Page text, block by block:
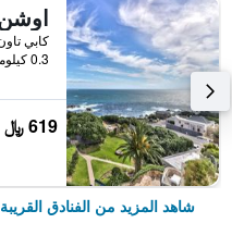
0.3 كيلومتر عن وسط المدينة
619 ﷼
شاهد المزيد من الفنادق القريبة